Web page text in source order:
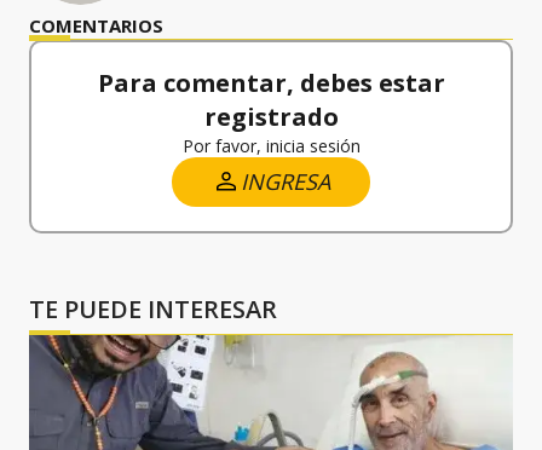
COMENTARIOS
Para comentar, debes estar
registrado
Por favor, inicia sesión
INGRESA
TE PUEDE INTERESAR